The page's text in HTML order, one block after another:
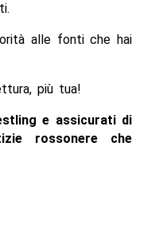
alle fonti che hai
più tua!
e assicurati di
rossonere che